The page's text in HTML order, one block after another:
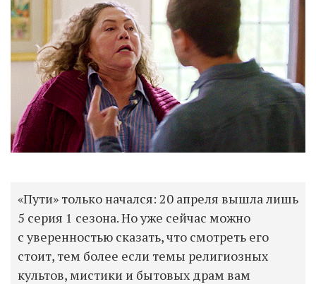
«Пути» только начался: 20 апреля вышла лишь
5 серия 1 сезона. Но уже сейчас можно
с уверенностью сказать, что смотреть его
стоит, тем более если темы религиозных
культов, мистики и бытовых драм вам